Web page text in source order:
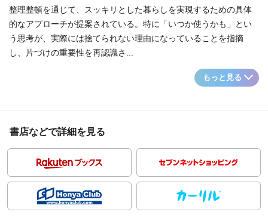
整理整頓を通じて、スッキリとした暮らしを実現するための具体
的なアプローチが提案されている。特に「いつか使うかも」とい
う思考が、実際には捨てられない理由になっていることを指摘
し、片づけの重要性を再認識さ...
もっと見る
書店などで詳細を見る